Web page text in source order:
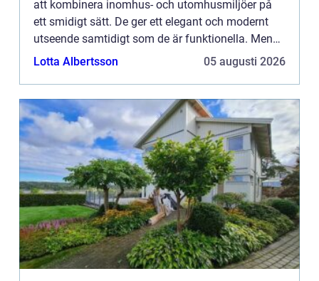
att kombinera inomhus- och utomhusmiljöer på
ett smidigt sätt. De ger ett elegant och modernt
utseende samtidigt som de är funktionella. Men
vad är ...
Lotta Albertsson 05 augusti 2026